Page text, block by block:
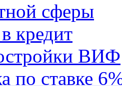
сферы
кредит
ВИФ
по ставке